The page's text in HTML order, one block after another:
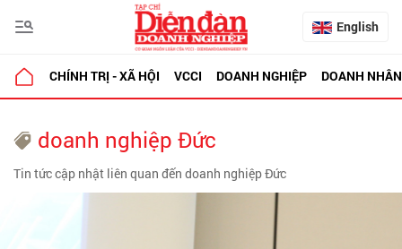
English
CHÍNH TRỊ - XÃ HỘI VCCI DOANH NGHIỆP DOANH NHÂN
doanh nghiệp Đức
Tin tức cập nhật liên quan đến doanh nghiệp Đức